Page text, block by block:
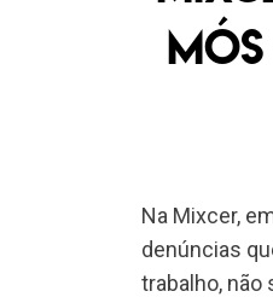
Na Mixcer,
denúncias
trabalho, não